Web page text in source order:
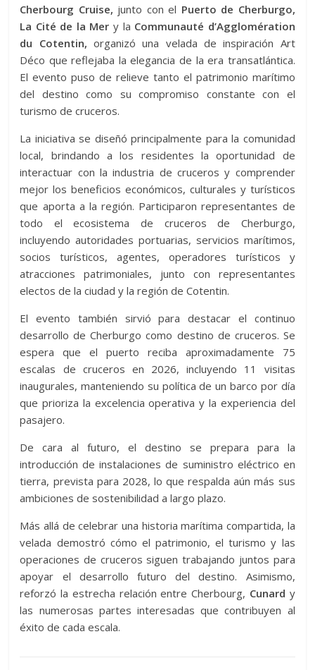
Cherbourg Cruise, junto con el Puerto de Cherburgo,
La Cité de la Mer y la Communauté d’Agglomération
du Cotentin, organizó una velada de inspiración Art
Déco que reflejaba la elegancia de la era transatlántica.
El evento puso de relieve tanto el patrimonio marítimo
del destino como su compromiso constante con el
turismo de cruceros.
La iniciativa se diseñó principalmente para la comunidad
local, brindando a los residentes la oportunidad de
interactuar con la industria de cruceros y comprender
mejor los beneficios económicos, culturales y turísticos
que aporta a la región. Participaron representantes de
todo el ecosistema de cruceros de Cherburgo,
incluyendo autoridades portuarias, servicios marítimos,
socios turísticos, agentes, operadores turísticos y
atracciones patrimoniales, junto con representantes
electos de la ciudad y la región de Cotentin.
El evento también sirvió para destacar el continuo
desarrollo de Cherburgo como destino de cruceros. Se
espera que el puerto reciba aproximadamente 75
escalas de cruceros en 2026, incluyendo 11 visitas
inaugurales, manteniendo su política de un barco por día
que prioriza la excelencia operativa y la experiencia del
pasajero.
De cara al futuro, el destino se prepara para la
introducción de instalaciones de suministro eléctrico en
tierra, prevista para 2028, lo que respalda aún más sus
ambiciones de sostenibilidad a largo plazo.
Más allá de celebrar una historia marítima compartida, la
velada demostró cómo el patrimonio, el turismo y las
operaciones de cruceros siguen trabajando juntos para
apoyar el desarrollo futuro del destino. Asimismo,
reforzó la estrecha relación entre Cherbourg, Cunard y
las numerosas partes interesadas que contribuyen al
éxito de cada escala.